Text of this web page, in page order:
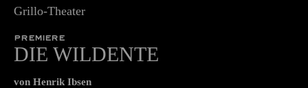
Grillo-Theater
PREMIERE
DIE WILDENTE
von Henrik Ibsen